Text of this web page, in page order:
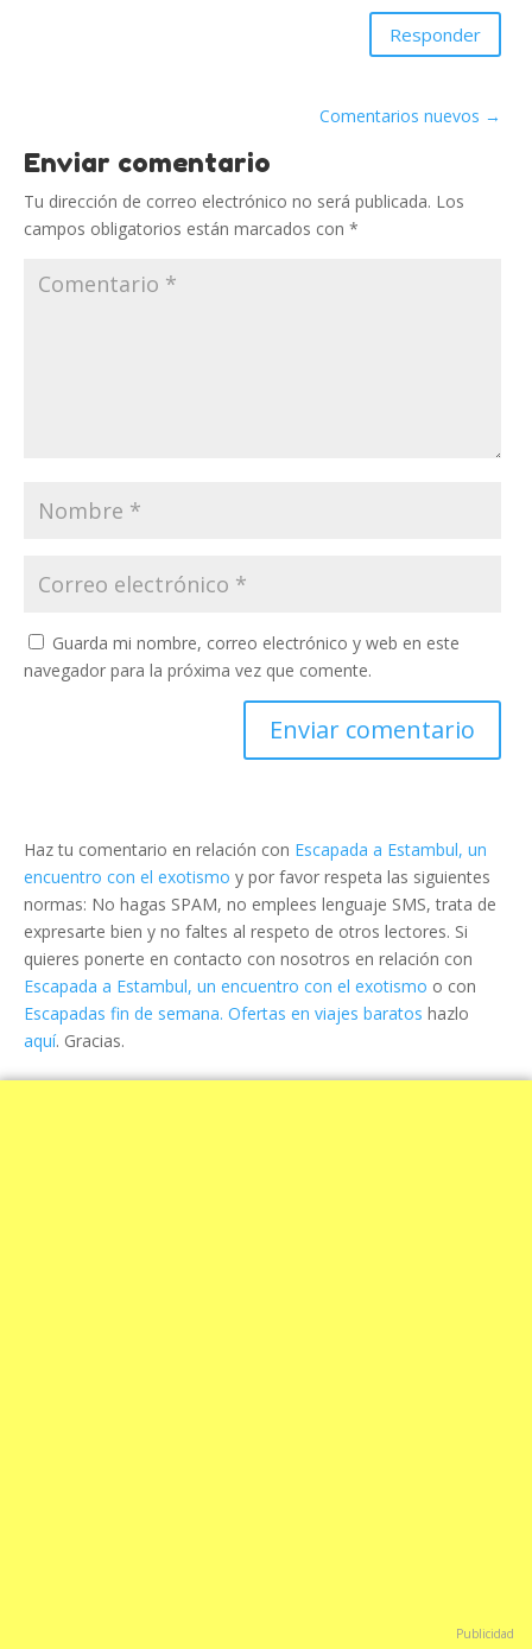
Responder
Comentarios nuevos →
Enviar comentario
Tu dirección de correo electrónico no será publicada. Los
campos obligatorios están marcados con *
Guarda mi nombre, correo electrónico y web en este
navegador para la próxima vez que comente.
Haz tu comentario en relación con Escapada a Estambul, un
encuentro con el exotismo y por favor respeta las siguientes
normas: No hagas SPAM, no emplees lenguaje SMS, trata de
expresarte bien y no faltes al respeto de otros lectores. Si
quieres ponerte en contacto con nosotros en relación con
Escapada a Estambul, un encuentro con el exotismo o con
Escapadas fin de semana. Ofertas en viajes baratos hazlo
aquí. Gracias.
Publicidad